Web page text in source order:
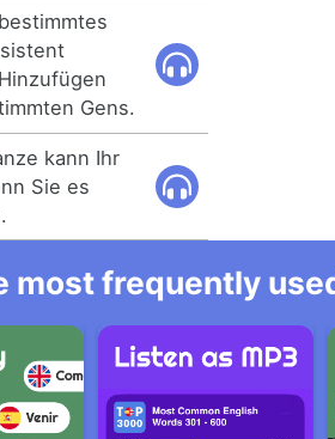
Gens.
kann Ihr
Sie es
most frequently